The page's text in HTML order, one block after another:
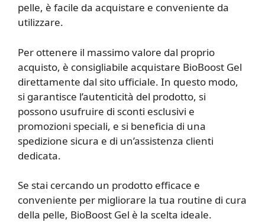
pelle, è facile da acquistare e conveniente da
utilizzare.
Per ottenere il massimo valore dal proprio
acquisto, è consigliabile acquistare BioBoost Gel
direttamente dal sito ufficiale. In questo modo,
si garantisce l’autenticità del prodotto, si
possono usufruire di sconti esclusivi e
promozioni speciali, e si beneficia di una
spedizione sicura e di un’assistenza clienti
dedicata.
Se stai cercando un prodotto efficace e
conveniente per migliorare la tua routine di cura
della pelle, BioBoost Gel è la scelta ideale.